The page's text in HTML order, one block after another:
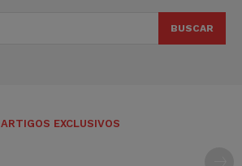
BUSCAR
ARTIGOS EXCLUSIVOS